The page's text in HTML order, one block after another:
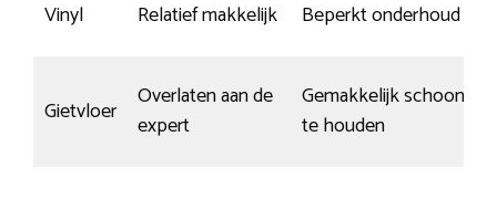
Vinyl Relatief makkelijk Beperkt onderhoud
Gietvloer
Overlaten aan de
expert
Gemakkelijk schoon
te houden